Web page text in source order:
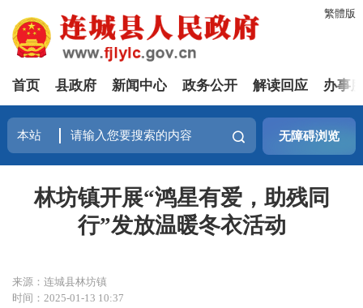
繁體版
首页 县政府 新闻中心 政务公开 解读回应 办事
无障碍浏览
林坊镇开展“鸿星有爱，助残同
行”发放温暖冬衣活动
来源：连城县林坊镇
时间：2025-01-13 10:37